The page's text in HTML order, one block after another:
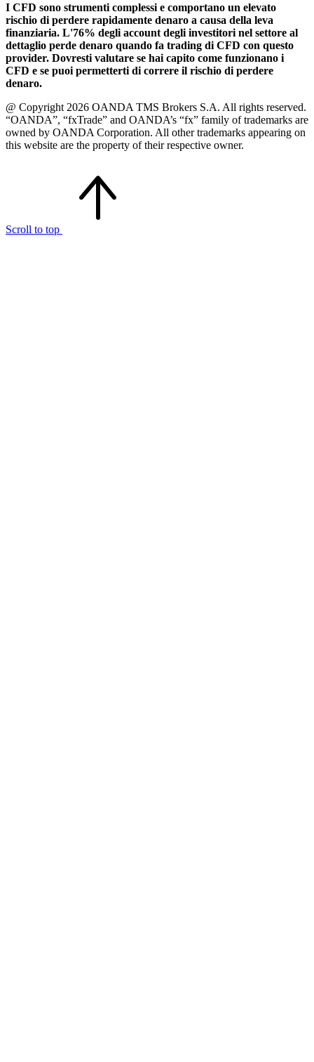
I CFD sono strumenti complessi e comportano un elevato
rischio di perdere rapidamente denaro a causa della leva
finanziaria. L'76% degli account degli investitori nel settore al
dettaglio perde denaro quando fa trading di CFD con questo
provider. Dovresti valutare se hai capito come funzionano i
CFD e se puoi permetterti di correre il rischio di perdere
denaro.
@ Copyright 2026 OANDA TMS Brokers S.A. All rights reserved.
“OANDA”, “fxTrade” and OANDA’s “fx” family of trademarks are
owned by OANDA Corporation. All other trademarks appearing on
this website are the property of their respective owner.
Scroll to top